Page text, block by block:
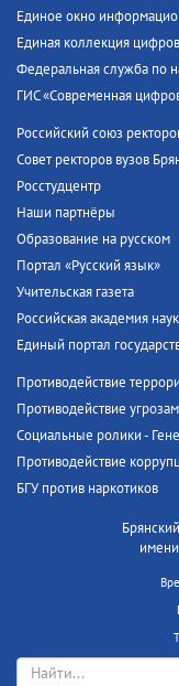
Единое окно
Единая коллекция
Федеральная служба по
ГИС «Современная
Российский союз
Совет ректоров вузов
Росстудцентр
Наши партнёры
Образование на русском
Портал «Русский язык»
Учительская газета
Российская академия наук
Единый портал
Противодействие
Противодействие
Социальные ролики -
Противодействие
БГУ против наркотиков